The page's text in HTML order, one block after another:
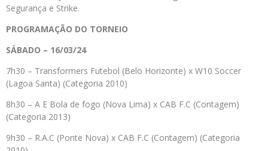
Segurança e Strike.
PROGRAMAÇÃO DO TORNEIO
SÁBADO – 16/03/24
7h30 – Transformers Futebol (Belo Horizonte) x W10 Soccer
(Lagoa Santa) (Categoria 2010)
8h30 – A E Bola de fogo (Nova Lima) x CAB F.C (Contagem)
(Categoria 2013)
9h30 – R.A.C (Ponte Nova) x CAB F.C (Contagem) (Categoria